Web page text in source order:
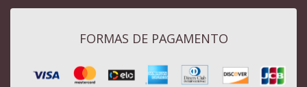
FORMAS DE PAGAMENTO